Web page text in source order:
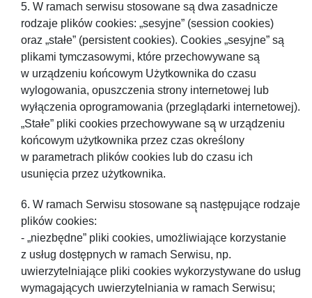
W ramach serwisu stosowane są dwa zasadnicze
rodzaje plików cookies: „sesyjne” (session cookies)
oraz „stałe” (persistent cookies). Cookies „sesyjne” są
plikami tymczasowymi, które przechowywane są
w urządzeniu końcowym Użytkownika do czasu
wylogowania, opuszczenia strony internetowej lub
wyłączenia oprogramowania (przeglądarki internetowej).
„Stałe” pliki cookies przechowywane są̨ w urządzeniu
końcowym użytkownika przez czas określony
w parametrach plików cookies lub do czasu ich
usunięcia przez użytkownika.
W ramach Serwisu stosowane są̨ następujące rodzaje
plików cookies:
- „niezbędne” pliki cookies, umożliwiające korzystanie
z usług dostępnych w ramach Serwisu, np.
uwierzytelniające pliki cookies wykorzystywane do usług
wymagających uwierzytelniania w ramach Serwisu;